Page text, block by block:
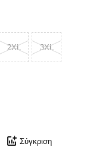
2XL 3XL
Σύγκριση